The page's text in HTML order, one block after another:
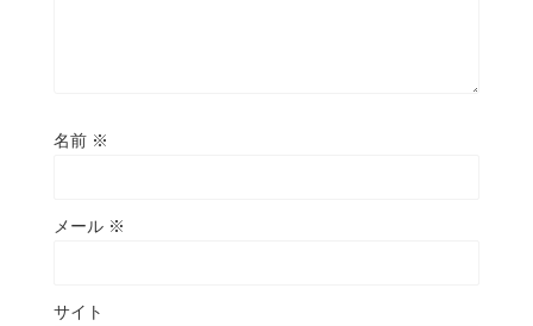
名前 ※
メール ※
サイト